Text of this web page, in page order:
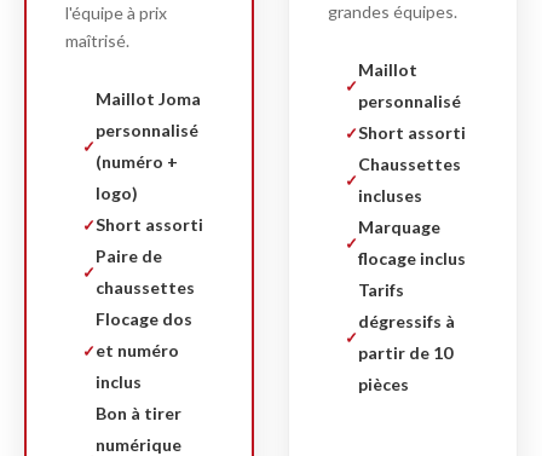
l'équipe à prix
maîtrisé.
Maillot Joma
personnalisé
(numéro +
logo)
Short assorti
Paire de
chaussettes
Flocage dos
et numéro
inclus
Bon à tirer
numérique
grandes équipes.
Maillot
personnalisé
Short assorti
Chaussettes
incluses
Marquage
flocage inclus
Tarifs
dégressifs à
partir de 10
pièces